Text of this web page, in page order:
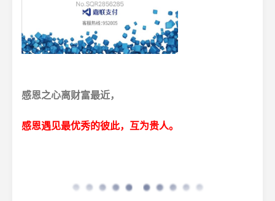
感恩之心离财富最近，
感恩遇见最优秀的彼此，互为贵人。